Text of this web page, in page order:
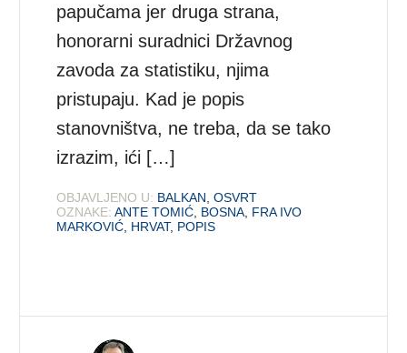
papučama jer druga strana,
honorarni suradnici Državnog
zavoda za statistiku, njima
pristupaju. Kad je popis
stanovništva, ne treba, da se tako
izrazim, ići […]
OBJAVLJENO U: BALKAN ,OSVRT
OZNAKE: ANTE TOMIĆ BOSNA FRA IVO
MARKOVIĆ HRVAT, POPIS